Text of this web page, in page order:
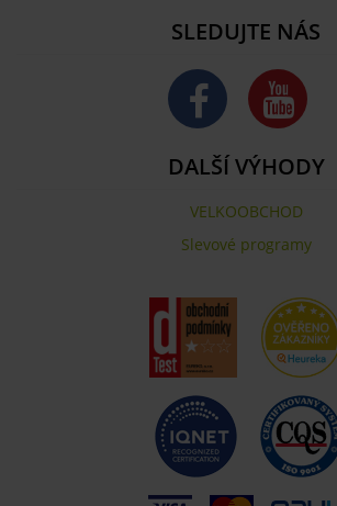
SLEDUJTE NÁS
DALŠÍ VÝHODY
VELKOOBCHOD
Slevové programy